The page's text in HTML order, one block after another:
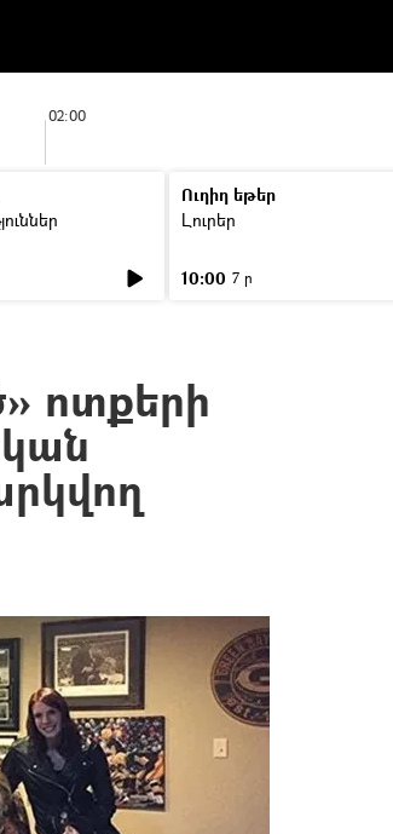
02:00
Ուղիղ եթեր
Լուրեր
10:00 7 ր
ոտքերի